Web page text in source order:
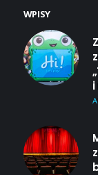
WPISY
i